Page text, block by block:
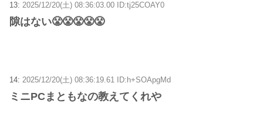
13: 2025/12/20(土) 08:36:03.00 ID:tj25COAY0
隙はない😤😤😤😤😤
14: 2025/12/20(土) 08:36:19.61 ID:h+SOApgMd
ミニPCまともなの教えてくれや